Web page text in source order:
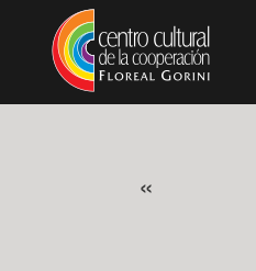
Pasar al contenido principal
Jump to main content
«